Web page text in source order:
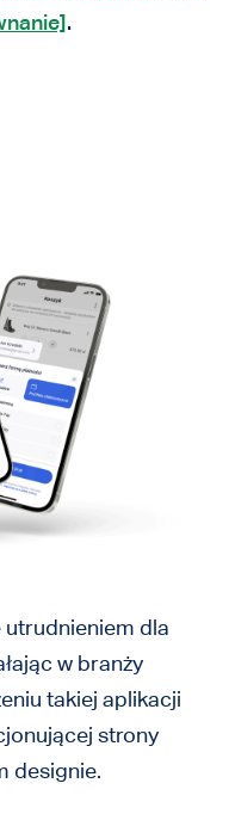
.
utrudnieniem dla
w branży
takiej aplikacji
strony
designie.